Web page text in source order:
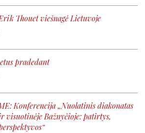
Thouet viešnagė Lietuvoje
pradedant
Konferencija „Nuolatinis diakonatas
visuotinėje Bažnyčioje: patirtys,